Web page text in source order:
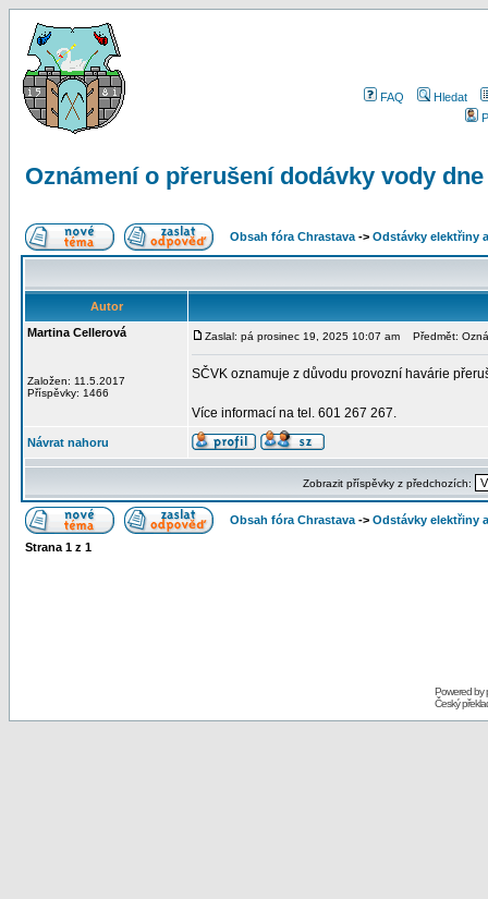
FAQ
Hledat
Oznámení o přerušení dodávky vody
Obsah fóra Chrastava -> Odstávky elektřiny
Autor
Martina Cellerová
Založen: 11.5.2017
Příspěvky: 1466
Zaslal: pá prosinec 19, 2025 10:07 am Předmět:
SČVK oznamuje z důvodu provozní havárie
Více informací na tel. 601 267 267.
Návrat nahoru
Zobrazit příspěvky z předchozích:
Obsah fóra Chrastava -> Odstávky elektřiny
Strana 1 z 1
Powered by
Český